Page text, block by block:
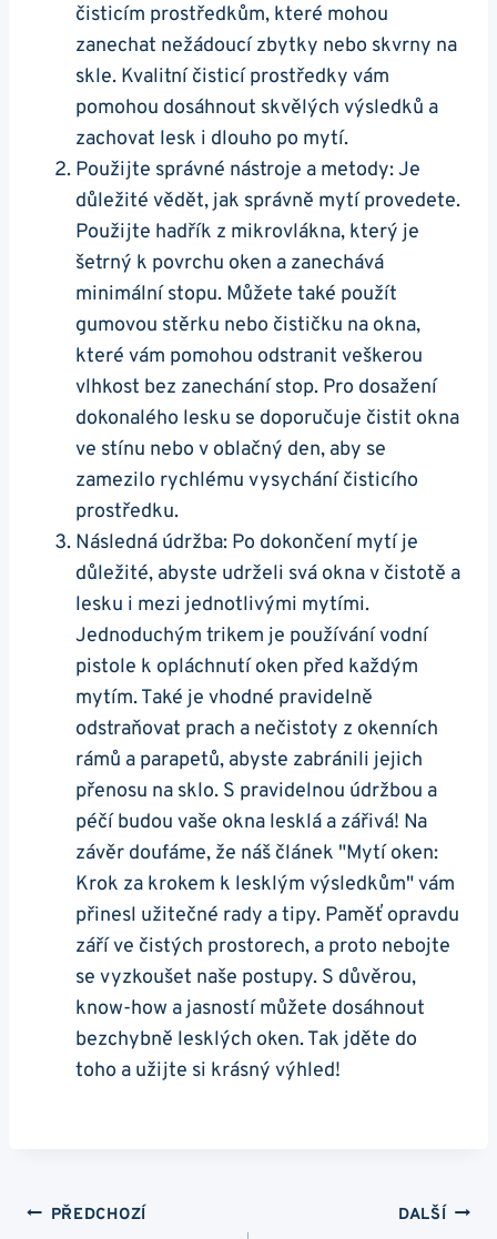
čisticím prostředkům, které mohou
zanechat nežádoucí zbytky nebo skvrny na
skle. Kvalitní čisticí prostředky vám
pomohou dosáhnout skvělých výsledků a
zachovat lesk i dlouho po mytí.
Použijte správné nástroje a metody: Je
důležité vědět, jak správně mytí provedete.
Použijte hadřík z mikrovlákna, který je
šetrný k povrchu oken a zanechává
minimální stopu. Můžete také použít
gumovou stěrku nebo čističku na okna,
které vám pomohou odstranit veškerou
vlhkost bez zanechání stop. Pro dosažení
dokonalého lesku se doporučuje čistit okna
ve stínu nebo v oblačný den, aby se
zamezilo rychlému vysychání čisticího
prostředku.
Následná údržba: Po dokončení mytí je
důležité, abyste udrželi svá okna v čistotě a
lesku i mezi jednotlivými mytími.
Jednoduchým trikem je používání vodní
pistole k opláchnutí oken před každým
mytím. Také je vhodné pravidelně
odstraňovat prach a nečistoty z okenních
rámů a parapetů, abyste zabránili jejich
přenosu na sklo. S pravidelnou údržbou a
péčí budou vaše okna lesklá a zářivá! Na
závěr doufáme, že náš článek "Mytí oken:
Krok za krokem k lesklým výsledkům" vám
přinesl užitečné rady a tipy. Paměť opravdu
září ve čistých prostorech, a proto nebojte
se vyzkoušet naše postupy. S důvěrou,
know-how a jasností můžete dosáhnout
bezchybně lesklých oken. Tak jděte do
toho a užijte si krásný výhled!
Navigace
PŘEDCHOZÍ DALŠÍ